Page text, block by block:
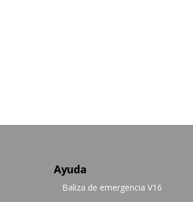
Ayuda
Baliza de emergencia V16